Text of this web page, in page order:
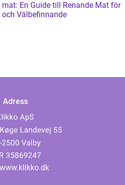
mat: En Guide till Renande Mat för
och Välbefinnande
Adress
www.klikko.dk